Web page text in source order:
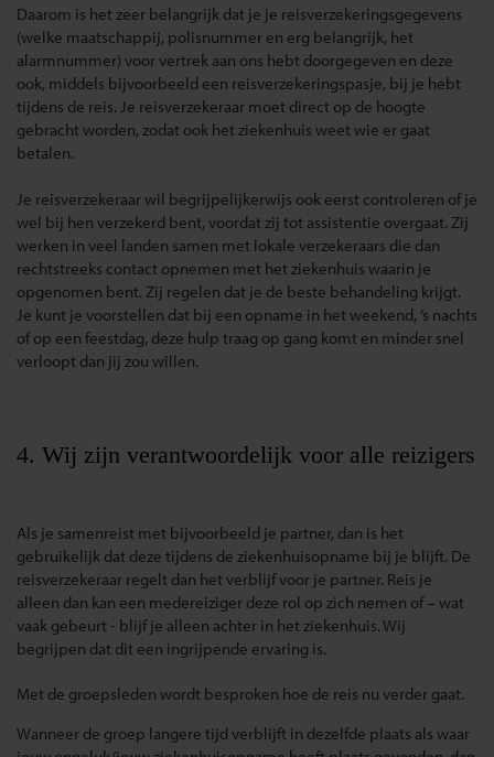
Daarom is het zeer belangrijk dat je je reisverzekeringsgegevens
(welke maatschappij, polisnummer en erg belangrijk, het
alarmnummer) voor vertrek aan ons hebt doorgegeven en deze
ook, middels bijvoorbeeld een reisverzekeringspasje, bij je hebt
tijdens de reis. Je reisverzekeraar moet direct op de hoogte
gebracht worden, zodat ook het ziekenhuis weet wie er gaat
betalen.
Je reisverzekeraar wil begrijpelijkerwijs ook eerst controleren of je
wel bij hen verzekerd bent, voordat zij tot assistentie overgaat. Zij
werken in veel landen samen met lokale verzekeraars die dan
rechtstreeks contact opnemen met het ziekenhuis waarin je
opgenomen bent. Zij regelen dat je de beste behandeling krijgt.
Je kunt je voorstellen dat bij een opname in het weekend, ’s nachts
of op een feestdag, deze hulp traag op gang komt en minder snel
verloopt dan jij zou willen.
4. Wij zijn verantwoordelijk voor alle reizigers
Als je samenreist met bijvoorbeeld je partner, dan is het
gebruikelijk dat deze tijdens de ziekenhuisopname bij je blijft. De
reisverzekeraar regelt dan het verblijf voor je partner. Reis je
alleen dan kan een medereiziger deze rol op zich nemen of – wat
vaak gebeurt - blijf je alleen achter in het ziekenhuis. Wij
begrijpen dat dit een ingrijpende ervaring is.
Met de groepsleden wordt besproken hoe de reis nu verder gaat.
Wanneer de groep langere tijd verblijft in dezelfde plaats als waar